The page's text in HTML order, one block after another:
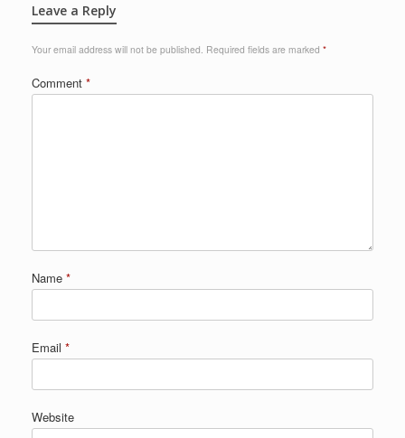
Leave a Reply
Your email address will not be published. Required fields are marked *
Comment *
Name *
Email *
Website